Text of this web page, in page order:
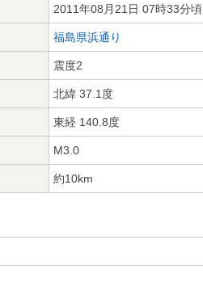
2011年08月21日 07時33分頃
福島県浜通り
震度2
北緯 37.1度
東経 140.8度
M3.0
約10km